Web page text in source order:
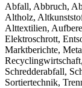
Abfall, Abbruch,
Altholz,
Alttextilien,
Elektroschrott,
Marktberichte,
Schredderabfall,
Sortiertechnik,